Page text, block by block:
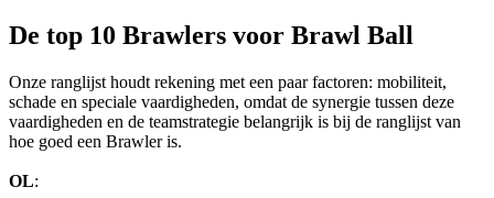
De top 10 Brawlers voor Brawl Ball
Onze ranglijst houdt rekening met een paar factoren: mobiliteit,
schade en speciale vaardigheden, omdat de synergie tussen deze
vaardigheden en de teamstrategie belangrijk is bij de ranglijst van
hoe goed een Brawler is.
OL: